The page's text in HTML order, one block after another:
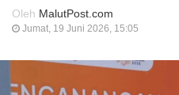
Oleh MalutPost.com
Jumat, 19 Juni 2026, 15:05